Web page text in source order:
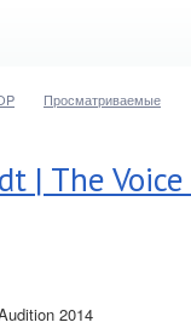
Просматриваемые
| The
2014